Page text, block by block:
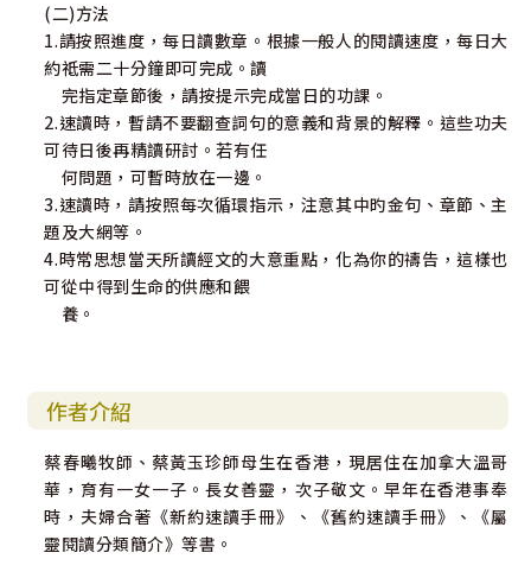
(二)方法
1.請按照進度，每日讀數章。根據一般人的閱讀速度，每日大
約祗需二十分鐘即可完成。讀
完指定章節後，請按提示完成當日的功課。
2.速讀時，暫請不要翻查詞句的意義和背景的解釋。這些功夫
可待日後再精讀研討。若有任
何問題，可暫時放在一邊。
3.速讀時，請按照每次循環指示，注意其中旳金句、章節、主
題及大網等。
4.時常思想當天所讀經文的大意重點，化為你的禱告，這樣也
可從中得到生命的供應和餵
養。
作者介紹
蔡春曦牧師、蔡黃玉珍師母生在香港，現居住在加拿大溫哥
華，育有一女一子。長女善靈，次子敬文。早年在香港事奉
時，夫婦合著《新約速讀手冊》、《舊約速讀手冊》、《屬
靈閱讀分類簡介》等書。